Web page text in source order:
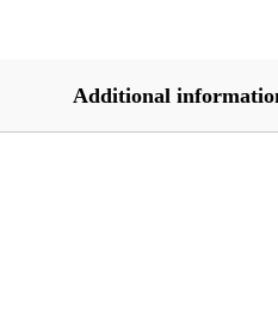
Additional